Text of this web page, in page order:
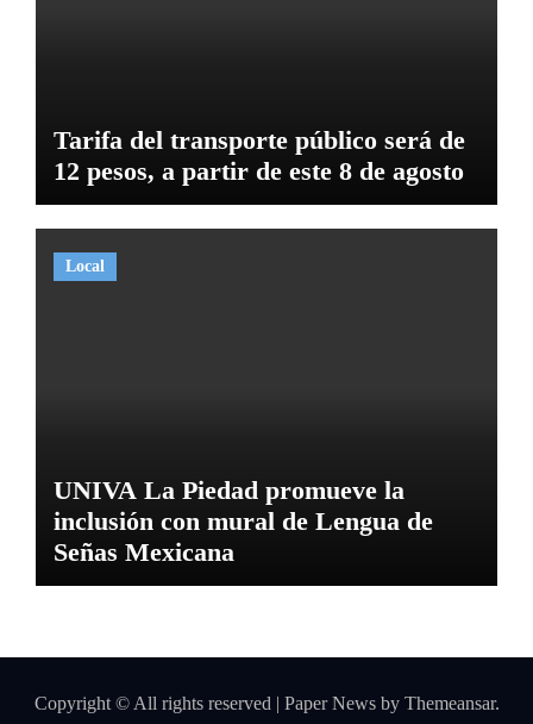
Tarifa del transporte público será de
12 pesos, a partir de este 8 de agosto
Local
UNIVA La Piedad promueve la
inclusión con mural de Lengua de
Señas Mexicana
Copyright © All rights reserved | Paper Newsby Themeansar.